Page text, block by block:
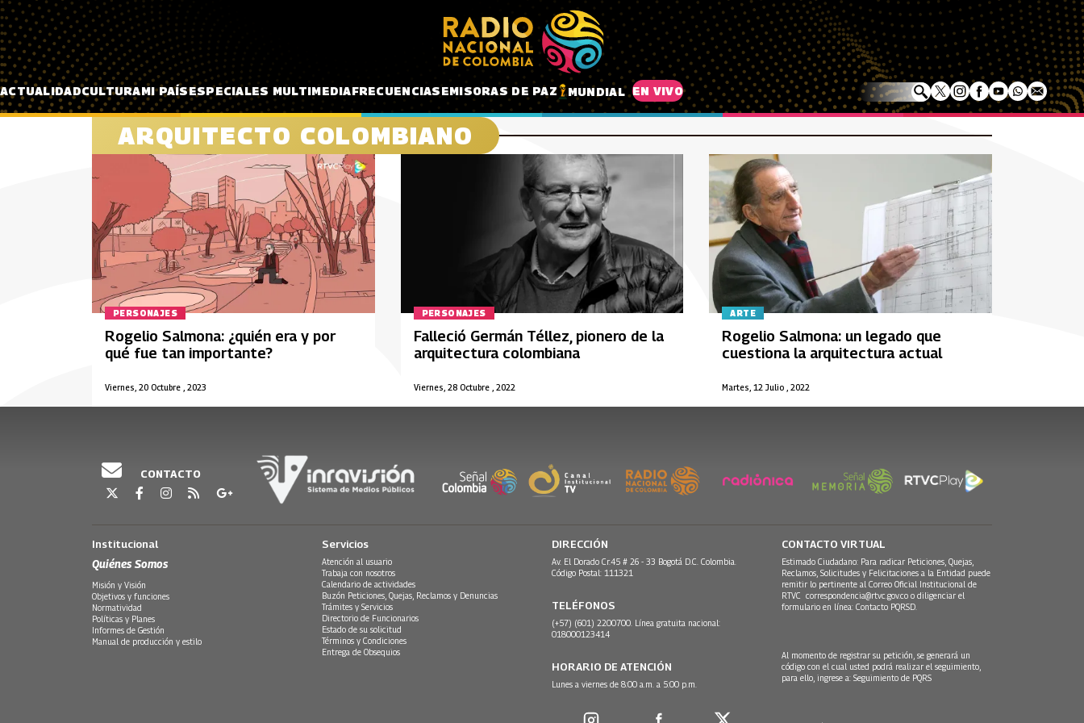
Pasar al contenido principal
ACTUALIDADCULTURAMI PAÍSESPECIALES MULTIMEDIAFRECUENCIASEMISORAS DE PAZ MUNDIAL EN VIVO
ARQUITECTO COLOMBIANO
PERSONAJES
Viernes, 20 Octubre , 2023
Rogelio Salmona: ¿quién era y por
qué fue tan importante?
PERSONAJES
Viernes, 28 Octubre , 2022
Falleció Germán Téllez, pionero de la
arquitectura colombiana
ARTE
Martes, 12 Julio , 2022
Rogelio Salmona: un legado que
cuestiona la arquitectura actual
CONTACTO
Institucional
Quiénes Somos
Misión y Visión
Objetivos y funciones
Normatividad
Políticas y Planes
Informes de Gestión
Manual de producción y estilo
Servicios
Atención al usuario
Trabaja con nosotros
Calendario de actividades
Buzón Peticiones, Quejas, Reclamos y Denuncias
Trámites y Servicios
Directorio de Funcionarios
Estado de su solicitud
Términos y Condiciones
Entrega de Obsequios
DIRECCIÓN
Av. El Dorado Cr.45 # 26 - 33 Bogotá D.C. Colombia.
Código Postal: 111321
TELÉFONOS
(+57) (601) 2200700. Línea gratuita nacional:
018000123414
HORARIO DE ATENCIÓN
Lunes a viernes de 8:00 a.m. a 5:00 p.m.
CONTACTO VIRTUAL
Estimado Ciudadano: Para radicar Peticiones, Quejas,
Reclamos, Solicitudes y Felicitaciones a la Entidad puede
remitir lo pertinente al Correo Oficial Institucional de
RTVC correspondencia@rtvc.gov.co o diligenciar el
formulario en línea: Contacto PQRSD.
Al momento de registrar su petición, se generará un
código con el cual usted podrá realizar el seguimiento,
para ello, ingrese a: Seguimiento de PQRS